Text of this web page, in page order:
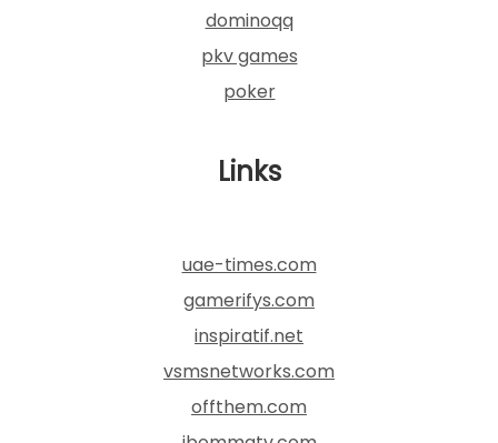
dominoqq
pkv games
poker
Links
uae-times.com
gamerifys.com
inspiratif.net
vsmsnetworks.com
offthem.com